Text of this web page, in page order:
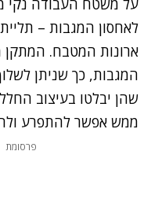
לאחסון המגבות –
ארונות המטבח.
המגבות, כך שניתן
שהן יבלטו בעיצוב
ממש אפשר להתפרע
פרסומת